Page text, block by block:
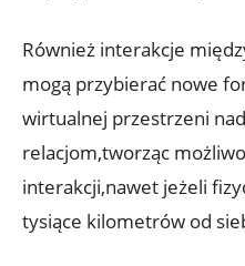
Również interakcje
mogą przybierać nowe
wirtualnej przestrzeni
relacjom,tworząc
interakcji,nawet jeżeli
tysiące kilometrów od